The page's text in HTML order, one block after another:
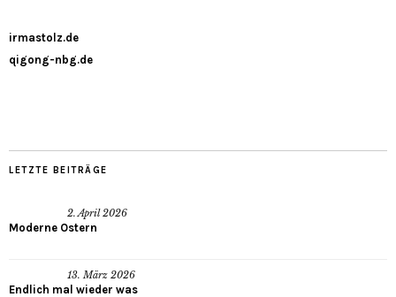
irmastolz.de
qigong-nbg.de
LETZTE BEITRÄGE
2. April 2026
Moderne Ostern
13. März 2026
Endlich mal wieder was